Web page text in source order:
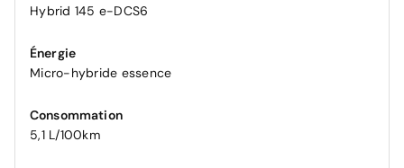
Hybrid 145 e-DCS6
Énergie
Micro-hybride essence
Consommation
5,1 L/100km